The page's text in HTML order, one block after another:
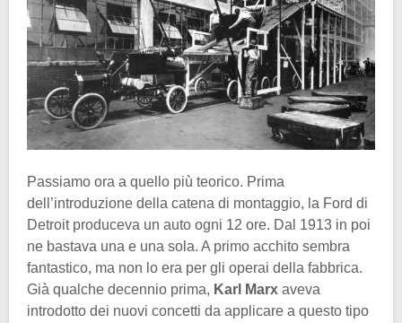
Passiamo ora a quello più teorico. Prima
dell’introduzione della catena di montaggio, la Ford di
Detroit produceva un auto ogni 12 ore. Dal 1913 in poi
ne bastava una e una sola. A primo acchito sembra
fantastico, ma non lo era per gli operai della fabbrica.
Già qualche decennio prima, Karl Marx aveva
introdotto dei nuovi concetti da applicare a questo tipo